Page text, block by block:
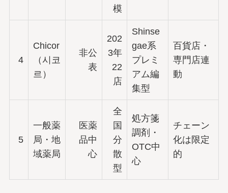
模
4
Chicor
（시코
르）
非公
表
202
3年
22
店
Shinse
gae系
プレミ
アム編
集型
百貨店・
専門店連
動
5
一般薬
局・地
域薬局
医薬
品中
心
全
国
分
散
型
処方箋
調剤・
OTC中
心
チェーン
化は限定
的